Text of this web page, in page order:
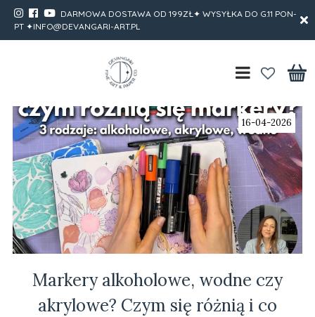
DARMOWA DOSTAWA OD 199ZŁ✦ WYSYŁKA DO G.11 PON-
PT ✦INFO@DEVANGARI-ART.PL
16-04-2026
Markery alkoholowe, wodne czy
akrylowe? Czym się różnią i co